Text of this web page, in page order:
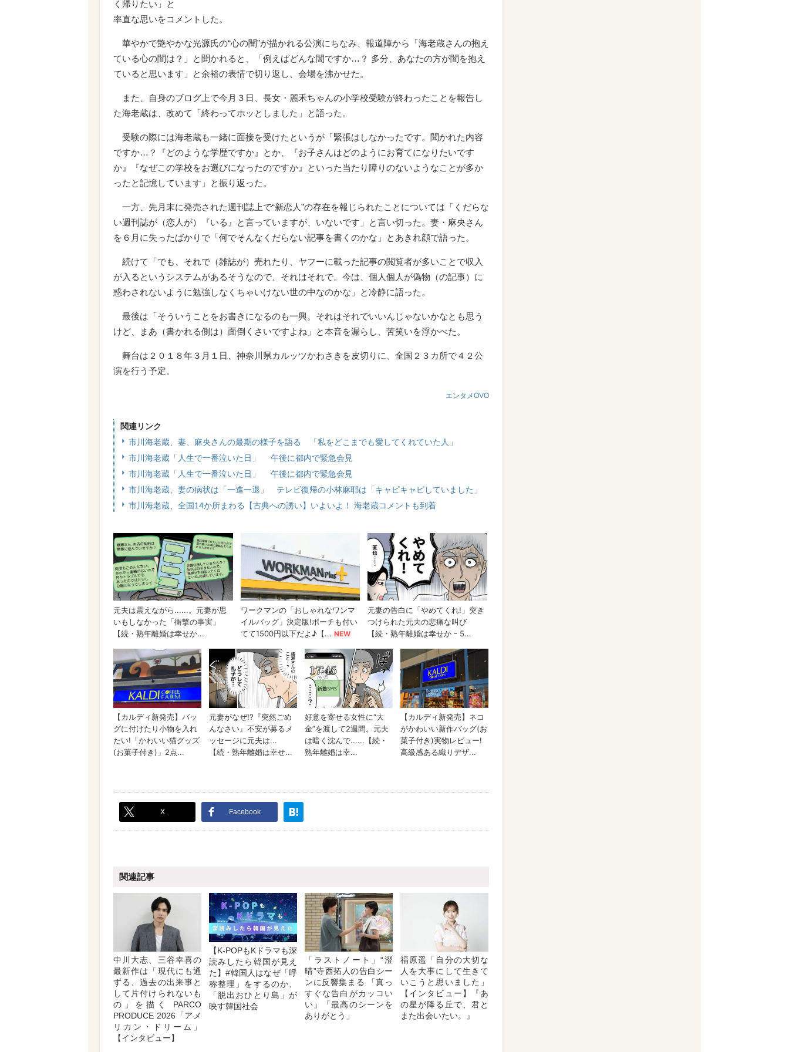
く帰りたい」と
率直な思いをコメントした。
華やかで艶やかな光源氏の“心の闇”が描かれる公演にちなみ、報道陣から「海老蔵さんの抱え
ている心の闇は？」と聞かれると、「例えばどんな闇ですか…？ 多分、あなたの方が闇を抱え
ていると思います」と余裕の表情で切り返し、会場を沸かせた。
また、自身のブログ上で今月３日、長女・麗禾ちゃんの小学校受験が終わったことを報告し
た海老蔵は、改めて「終わってホッとしました」と語った。
受験の際には海老蔵も一緒に面接を受けたというが「緊張はしなかったです。聞かれた内容
ですか…？『どのような学歴ですか』とか、『お子さんはどのようにお育てになりたいです
か』『なぜこの学校をお選びになったのですか』といった当たり障りのないようなことが多か
ったと記憶しています」と振り返った。
一方、先月末に発売された週刊誌上で“新恋人”の存在を報じられたことについては「くだらな
い週刊誌が（恋人が）『いる』と言っていますが、いないです」と言い切った。妻・麻央さん
を６月に失ったばかりで「何でそんなくだらない記事を書くのかな」とあきれ顔で語った。
続けて「でも、それで（雑誌が）売れたり、ヤフーに載った記事の閲覧者が多いことで収入
が入るというシステムがあるそうなので、それはそれで。今は、個人個人が偽物（の記事）に
惑わされないように勉強しなくちゃいけない世の中なのかな」と冷静に語った。
最後は「そういうことをお書きになるのも一興。それはそれでいいんじゃないかなとも思う
けど、まあ（書かれる側は）面倒くさいですよね」と本音を漏らし、苦笑いを浮かべた。
舞台は２０１８年３月１日、神奈川県カルッツかわさきを皮切りに、全国２３カ所で４２公
演を行う予定。
エンタメOVO
関連リンク
市川海老蔵、妻、麻央さんの最期の様子を語る 「私をどこまでも愛してくれていた人」
市川海老蔵「人生で一番泣いた日」 午後に都内で緊急会見
市川海老蔵「人生で一番泣いた日」 午後に都内で緊急会見
市川海老蔵、妻の病状は「一進一退」 テレビ復帰の小林麻耶は「キャピキャピしていました」
市川海老蔵、全国14か所まわる【古典への誘い】いよいよ！ 海老蔵コメントも到着
X Facebook
関連記事
中川大志、三谷幸喜の
最新作は「現代にも通
ずる、過去の出来事と
して片付けられないも
の」を描く PARCO
PRODUCE 2026「アメ
リカン・ドリーム」
【インタビュー】
【K-POPもKドラマも深
読みしたら韓国が見え
た】#韓国人はなぜ「呼
称整理」をするのか、
「脱出おひとり島」が
映す韓国社会
「ラストノート」“澄
晴”寺西拓人の告白シー
ンに反響集まる 「真っ
すぐな告白がカッコい
い」「最高のシーンを
ありがとう」
福原遥「自分の大切な
人を大事にして生きて
いこうと思いました」
【インタビュー】『あ
の星が降る丘で、君と
また出会いたい。』